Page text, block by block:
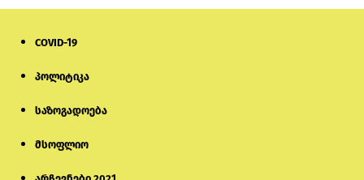
COVID-19
პოლიტიკა
საზოგადოება
მსოფლიო